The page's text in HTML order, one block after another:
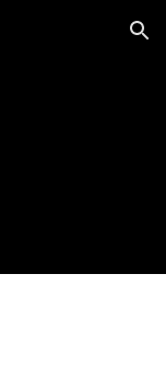
Skip to navigation